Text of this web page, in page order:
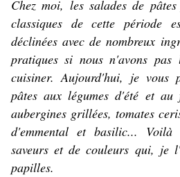
Chez moi, les salades de
classiques de cette période
déclinées avec de nombreux
pratiques si nous n'avons
cuisiner. Aujourd'hui, je vous
pâtes aux légumes d'été et au
aubergines grillées, tomates
d'emmental et basilic...
saveurs et de couleurs qui, je
papilles.